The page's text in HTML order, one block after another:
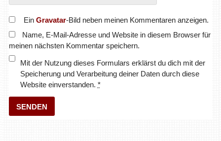
Ein Gravatar-Bild neben meinen Kommentaren anzeigen.
Name, E-Mail-Adresse und Website in diesem Browser für
meinen nächsten Kommentar speichern.
Mit der Nutzung dieses Formulars erklärst du dich mit der
Speicherung und Verarbeitung deiner Daten durch diese
Website einverstanden. *